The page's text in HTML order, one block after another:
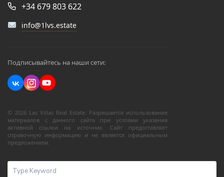
+34 679 803 622
info@1lvs.estate
Подписывайтесь на наши сети:
© 2026 Las Villas Real Estate. Разрешается использование
материалов с данного сайта при условии указания
активной ссылки на источник. Сайт предоставляет
справочную информацию и не является официальным
предложением.